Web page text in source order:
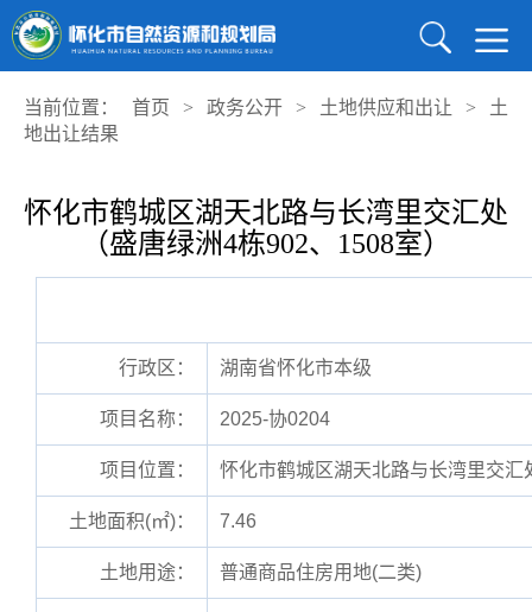
当前位置： 首页 > 政务公开 > 土地供应和出让 >
土
地出让结果
怀化市鹤城区湖天北路与长湾里交汇处
（盛唐绿洲4栋902、1508室）
行政区： 湖南省怀化市本级
项目名称： 2025-协0204
项目位置： 怀化市鹤城区湖天北路与长湾里交
土地面积(㎡)： 7.46
土地用途： 普通商品住房用地(二类)